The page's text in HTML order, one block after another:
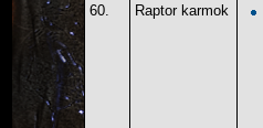
60. Raptor karmok